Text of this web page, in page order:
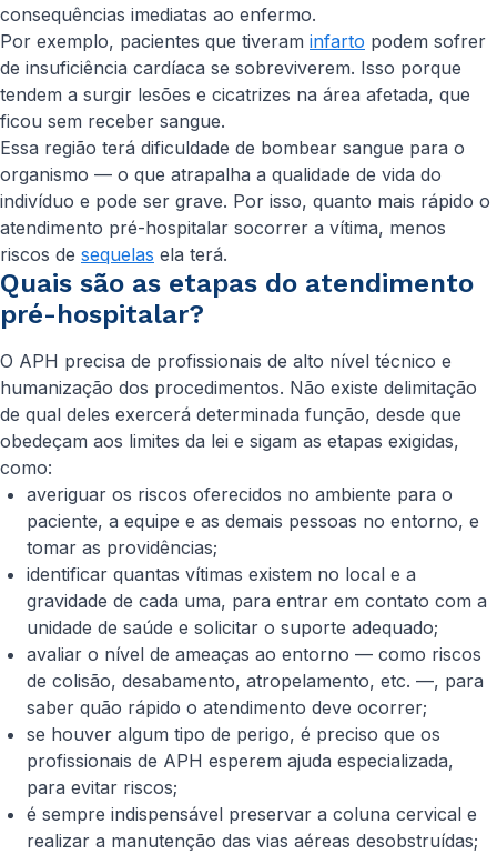
consequências imediatas ao enfermo.
Por exemplo, pacientes que tiveram infarto podem sofrer
de insuficiência cardíaca se sobreviverem. Isso porque
tendem a surgir lesões e cicatrizes na área afetada, que
ficou sem receber sangue.
Essa região terá dificuldade de bombear sangue para o
organismo — o que atrapalha a qualidade de vida do
indivíduo e pode ser grave. Por isso, quanto mais rápido o
atendimento pré-hospitalar socorrer a vítima, menos
riscos de sequelas ela terá.
Quais são as etapas do atendimento
pré-hospitalar?
O APH precisa de profissionais de alto nível técnico e
humanização dos procedimentos. Não existe delimitação
de qual deles exercerá determinada função, desde que
obedeçam aos limites da lei e sigam as etapas exigidas,
como:
averiguar os riscos oferecidos no ambiente para o
paciente, a equipe e as demais pessoas no entorno, e
tomar as providências;
identificar quantas vítimas existem no local e a
gravidade de cada uma, para entrar em contato com a
unidade de saúde e solicitar o suporte adequado;
avaliar o nível de ameaças ao entorno — como riscos
de colisão, desabamento, atropelamento, etc. —, para
saber quão rápido o atendimento deve ocorrer;
se houver algum tipo de perigo, é preciso que os
profissionais de APH esperem ajuda especializada,
para evitar riscos;
é sempre indispensável preservar a coluna cervical e
realizar a manutenção das vias aéreas desobstruídas;